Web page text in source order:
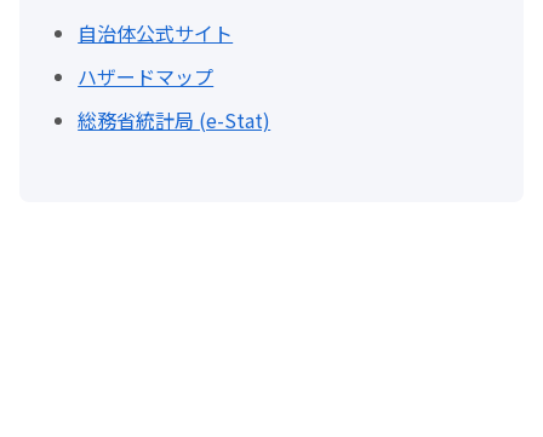
自治体公式サイト
ハザードマップ
総務省統計局 (e-Stat)